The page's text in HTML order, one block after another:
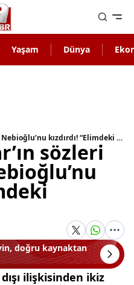
Yaşam Dünya
Metin Akpınar’ın sözleri kızı Duygu Nebioğlu’nu kızdırdı! “Elimdeki deliller...”
sözleri
doğru kaynaktan
ilişkisinden ikiz